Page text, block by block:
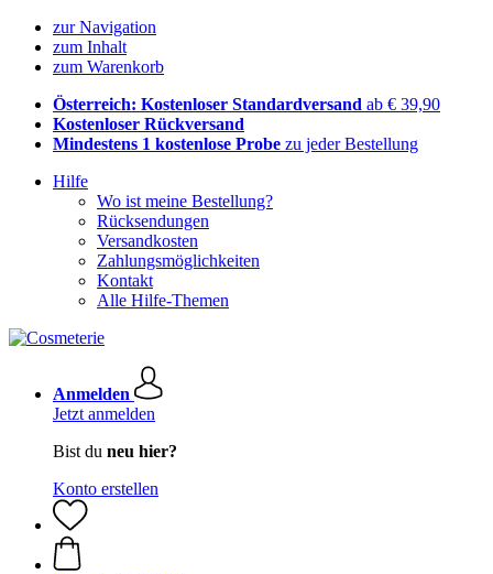
zur Navigation
zum Inhalt
zum Warenkorb
Österreich: Kostenloser Standardversand ab € 39,90
Kostenloser Rückversand
Mindestens 1 kostenlose Probe zu jeder Bestellung
Hilfe
Wo ist meine Bestellung?
Rücksendungen
Versandkosten
Zahlungsmöglichkeiten
Kontakt
Alle Hilfe-Themen
Anmelden
Jetzt anmelden
Bist du neu hier?
Konto erstellen